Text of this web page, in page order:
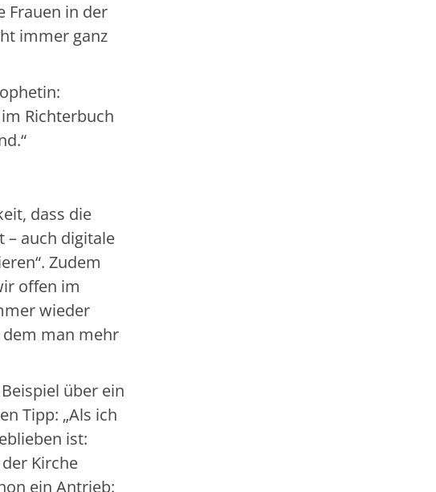
Frauen in der
immer ganz
Richterbuch
dass die
– auch digitale
Zudem
offen im
wieder
dem man mehr
über ein
Tipp: „Als ich
ist:
Kirche
ein Antrieb: